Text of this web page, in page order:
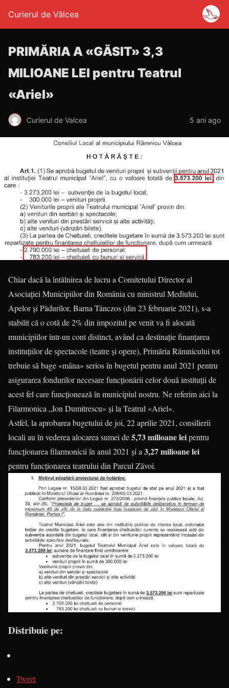
Curierul de Vâlcea
PRIMĂRIA A «GĂSIT» 3,3
MILIOANE LEI pentru Teatrul
«Ariel»
Curierul de Valcea 5 ani ago
Chiar dacă la întâlnirea de lucru a Comitetului Director al
Asociaţiei Municipiilor din România cu ministrul Mediului,
Apelor şi Pădurilor, Barna Tánczos (din 23 februarie 2021), s-a
stabilit că o cotă de 2% din impozitul pe venit va fi alocată
municipiilor într-un cont distinct, având ca destinaţie finanţarea
instituţiilor de spectacole (teatre şi opere), Primăria Râmnicului tot
trebuie să bage «mâna» serios în bugetul pentru anul 2021 pentru
asigurarea fondurilor necesare funcționării celor două instituții de
acest fel care funcționează în municipiul nostru. Ne referim aici la
Filarmonica „Ion Dumitrescu» și la Teatrul «Ariel».
Astfel, la aprobarea bugetului de joi, 22 aprilie 2021, consilierii
locali au în vederea alocarea sumei de5,73 milioane leipentru
funcționarea filarmonicii în anul 2021 și a 3,27 milioane lei
pentru funcționarea teatrului din Parcul Zăvoi.
Distribuie pe:
Tweet